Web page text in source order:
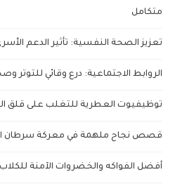
متكامل
تعزيز الصحة النفسية: تأثير الدعم
الروابط الاجتماعية: درع وقائي للتوتر
توظيفيوت العطرية للتغلب على قلق
قصص نجاح ملهمة في معركة سرطان
أفضل الفواكه والخضروات الآمنة